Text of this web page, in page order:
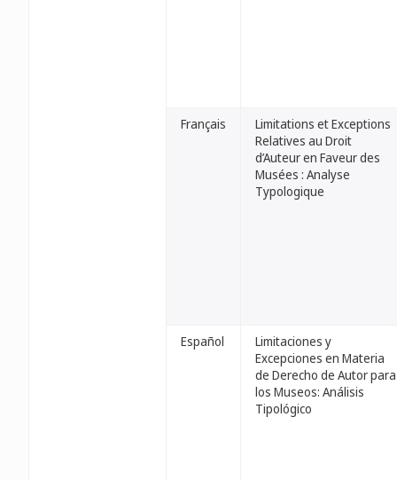
Français
Limitations et Exceptions
Relatives au Droit
d’Auteur en Faveur des
Musées : Analyse
Typologique
Español
Limitaciones y
Excepciones en Materia
de Derecho de Autor para
los Museos: Análisis
Tipológico